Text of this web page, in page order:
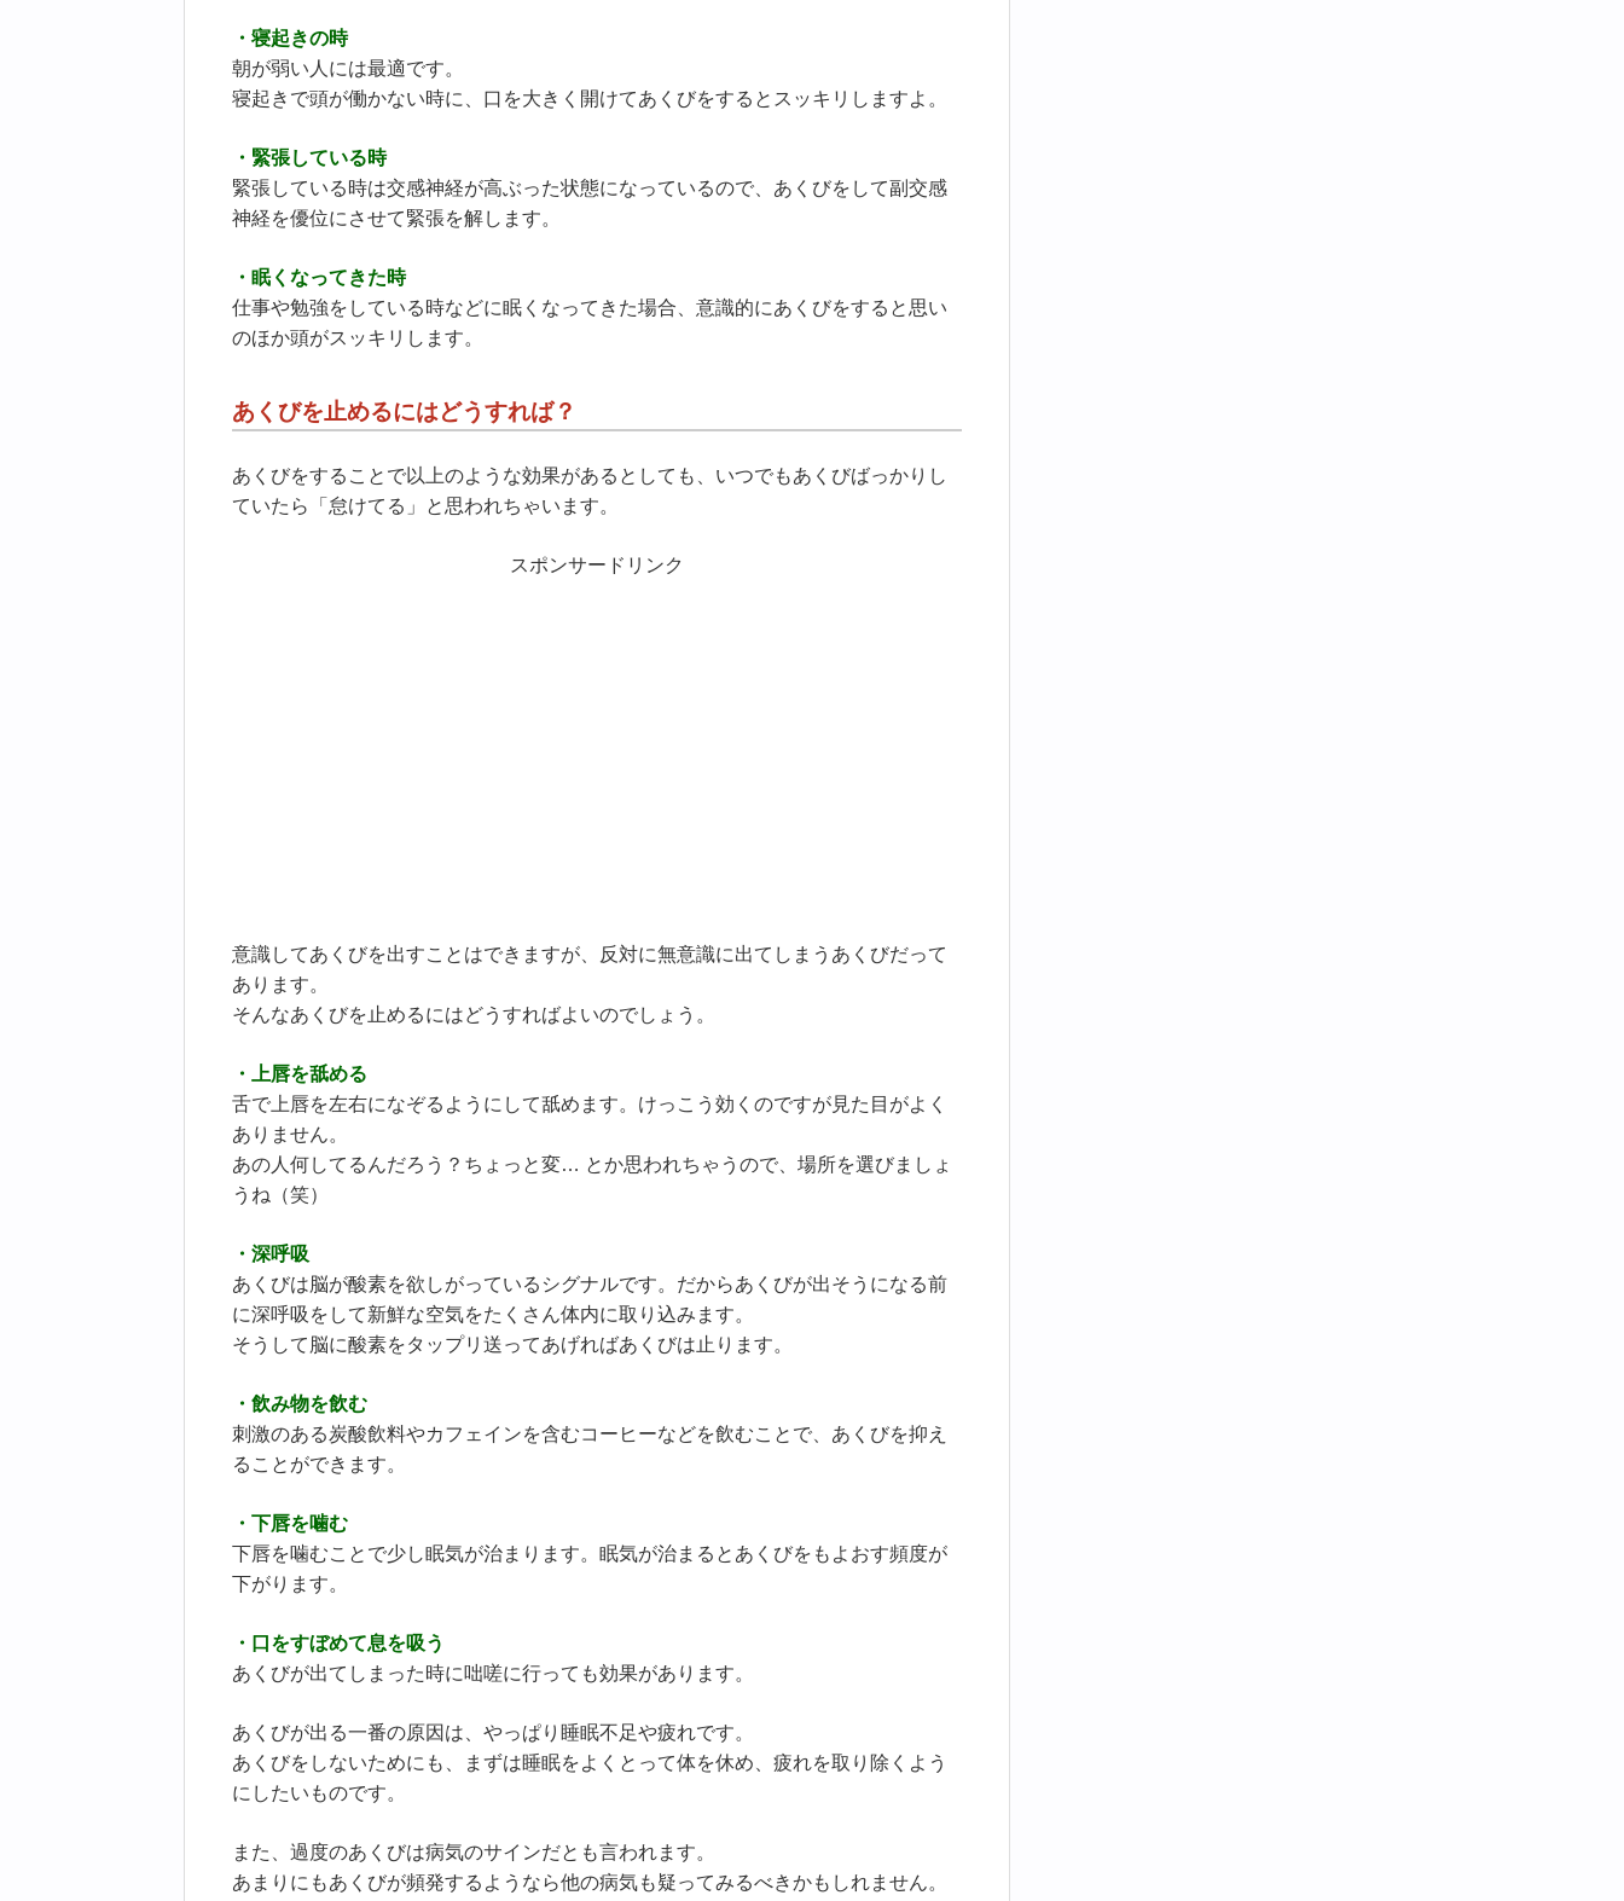
・寝起きの時
朝が弱い人には最適です。
寝起きで頭が働かない時に、口を大きく開けてあくびをするとスッキリしますよ。
・緊張している時
緊張している時は交感神経が高ぶった状態になっているので、あくびをして副交感
神経を優位にさせて緊張を解します。
・眠くなってきた時
仕事や勉強をしている時などに眠くなってきた場合、意識的にあくびをすると思い
のほか頭がスッキリします。
あくびを止めるにはどうすれば？
あくびをすることで以上のような効果があるとしても、いつでもあくびばっかりし
ていたら「怠けてる」と思われちゃいます。
スポンサードリンク
意識してあくびを出すことはできますが、反対に無意識に出てしまうあくびだって
あります。
そんなあくびを止めるにはどうすればよいのでしょう。
・上唇を舐める
舌で上唇を左右になぞるようにして舐めます。けっこう効くのですが見た目がよく
ありません。
あの人何してるんだろう？ちょっと変… とか思われちゃうので、場所を選びましょ
うね（笑）
・深呼吸
あくびは脳が酸素を欲しがっているシグナルです。だからあくびが出そうになる前
に深呼吸をして新鮮な空気をたくさん体内に取り込みます。
そうして脳に酸素をタップリ送ってあげればあくびは止ります。
・飲み物を飲む
刺激のある炭酸飲料やカフェインを含むコーヒーなどを飲むことで、あくびを抑え
ることができます。
・下唇を噛む
下唇を噛むことで少し眠気が治まります。眠気が治まるとあくびをもよおす頻度が
下がります。
・口をすぼめて息を吸う
あくびが出てしまった時に咄嗟に行っても効果があります。
あくびが出る一番の原因は、やっぱり睡眠不足や疲れです。
あくびをしないためにも、まずは睡眠をよくとって体を休め、疲れを取り除くよう
にしたいものです。
また、過度のあくびは病気のサインだとも言われます。
あまりにもあくびが頻発するようなら他の病気も疑ってみるべきかもしれません。